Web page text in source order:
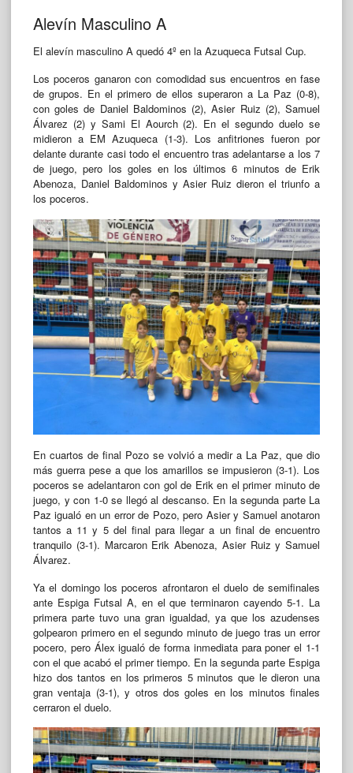
Alevín Masculino A
El alevín masculino A quedó 4º en la Azuqueca Futsal Cup.
Los poceros ganaron con comodidad sus encuentros en fase
de grupos. En el primero de ellos superaron a La Paz (0-8),
con goles de Daniel Baldominos (2), Asier Ruiz (2), Samuel
Álvarez (2) y Sami El Aourch (2). En el segundo duelo se
midieron a EM Azuqueca (1-3). Los anfitriones fueron por
delante durante casi todo el encuentro tras adelantarse a los 7
de juego, pero los goles en los últimos 6 minutos de Erik
Abenoza, Daniel Baldominos y Asier Ruiz dieron el triunfo a
los poceros.
En cuartos de final Pozo se volvió a medir a La Paz, que dio
más guerra pese a que los amarillos se impusieron (3-1). Los
poceros se adelantaron con gol de Erik en el primer minuto de
juego, y con 1-0 se llegó al descanso. En la segunda parte La
Paz igualó en un error de Pozo, pero Asier y Samuel anotaron
tantos a 11 y 5 del final para llegar a un final de encuentro
tranquilo (3-1). Marcaron Erik Abenoza, Asier Ruiz y Samuel
Álvarez.
Ya el domingo los poceros afrontaron el duelo de semifinales
ante Espiga Futsal A, en el que terminaron cayendo 5-1. La
primera parte tuvo una gran igualdad, ya que los azudenses
golpearon primero en el segundo minuto de juego tras un error
pocero, pero Álex igualó de forma inmediata para poner el 1-1
con el que acabó el primer tiempo. En la segunda parte Espiga
hizo dos tantos en los primeros 5 minutos que le dieron una
gran ventaja (3-1), y otros dos goles en los minutos finales
cerraron el duelo.